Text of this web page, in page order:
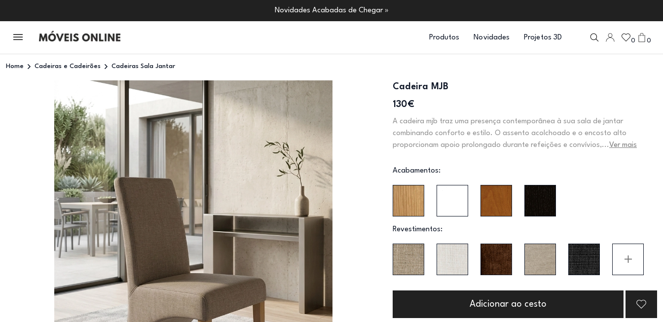
Novidades Acabadas de Chegar »
Produtos Novidades Projetos 3D 0 0
Home Cadeiras e Cadeirões Cadeiras Sala Jantar
Cadeira MJB
130€
A cadeira mjb traz uma presença contemporânea à sua sala de jantar
combinando conforto e estilo. O assento acolchoado e o encosto alto
proporcionam apoio prolongado durante refeições e convívios,... Ver mais
Acabamentos:
Revestimentos:
Adicionar ao cesto